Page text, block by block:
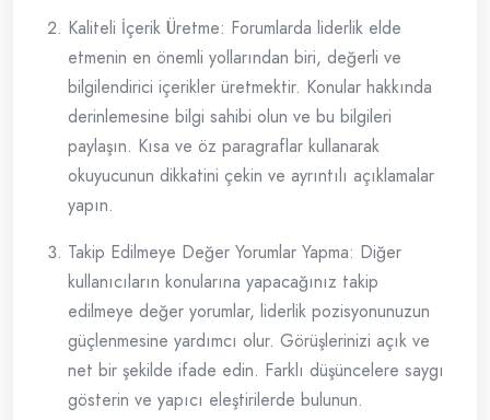
Kaliteli İçerik Üretme: Forumlarda liderlik elde
etmenin en önemli yollarından biri, değerli ve
bilgilendirici içerikler üretmektir. Konular hakkında
derinlemesine bilgi sahibi olun ve bu bilgileri
paylaşın. Kısa ve öz paragraflar kullanarak
okuyucunun dikkatini çekin ve ayrıntılı açıklamalar
yapın.
Takip Edilmeye Değer Yorumlar Yapma: Diğer
kullanıcıların konularına yapacağınız takip
edilmeye değer yorumlar, liderlik pozisyonunuzun
güçlenmesine yardımcı olur. Görüşlerinizi açık ve
net bir şekilde ifade edin. Farklı düşüncelere saygı
gösterin ve yapıcı eleştirilerde bulunun.